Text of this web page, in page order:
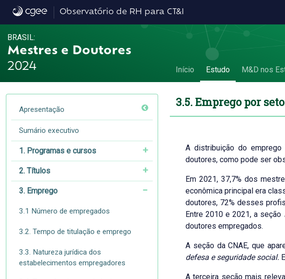
3.5. Emprego por setor de atividade econômica - 3.5.
Observatório de RH para CT&I
BRASIL:
Mestres e Doutores
2024
Início Estudo M&D nos
Apresentação
Sumário executivo
1. Programas e cursos
2. Títulos
3. Emprego
3.1 Número de empregados
3.2. Tempo de titulação e emprego
3.3. Natureza jurídica dos
estabelecimentos empregadores
3.5. Emprego por
A distribuição do
doutores, como pode ser
Em 2021, 37,7% dos
econômica principal era
doutores, 72% desses
Entre 2010 e 2021, a seção
doutores empregados.
A seção da CNAE, que
defesa e seguridade social.
A terceira seção mais